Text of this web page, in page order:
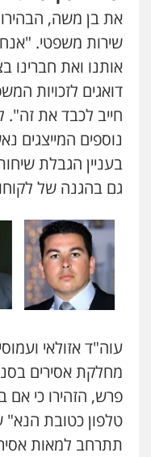
את בן משה, הבהירו
שירות משפטי.
אותנו ואת חברינו
דואגים לזכויות
חייב לכבד את זה".
נוספים המייצגים
בעניין הגבלת
גם בהגנה של
עוה"ד אזולאי
מחלקת אסירים
פרש, הזהירו כי אם
טלפון כטובת הנא"
תתרחב למאות